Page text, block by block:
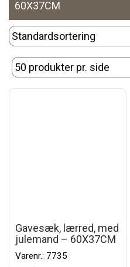
60X37CM
Gavesæk, lærred, med
julemand – 60X37CM
Varenr.: 7735